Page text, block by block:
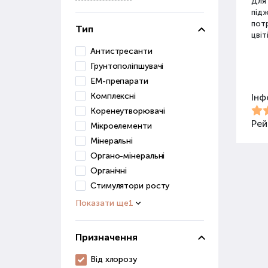
Тип
Антистресанти
Грунтополіпшувачі
ЕМ-препарати
Комплексні
Коренеутворювачі
Мікроелементи
Мінеральні
Органо-мінеральні
Органічні
Стимулятори росту
Показати ще1
Призначення
Від хлорозу
Для